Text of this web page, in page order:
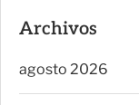
Archivos
agosto 2026